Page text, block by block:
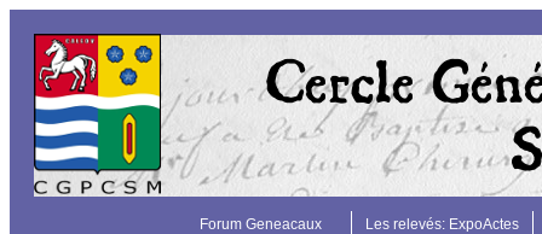
Forum Geneacaux Les relevés: ExpoActes